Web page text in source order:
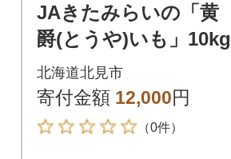
JAきたみらいの「黄
爵(とうや)いも」10kg
北海道北見市
寄付金額 12,000円
（0件）